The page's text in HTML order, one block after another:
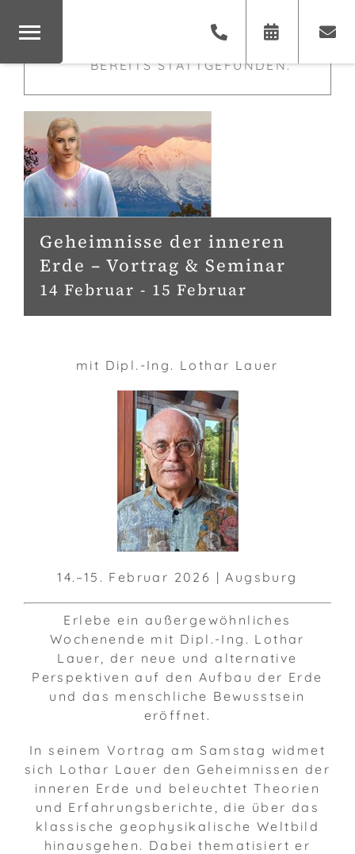
DIESE VERANSTALTUNG HAT
BEREITS STATTGEFUNDEN.
×
Geheimnisse der inneren
Erde – Vortrag & Seminar
14 Februar - 15 Februar
mit Dipl.-Ing. Lothar Lauer
14.–15. Februar 2026 | Augsburg
Erlebe ein außergewöhnliches
Wochenende mit Dipl.-Ing. Lothar
Lauer, der neue und alternative
Perspektiven auf den Aufbau der Erde
und das menschliche Bewusstsein
eröffnet.
In seinem Vortrag am Samstag widmet
sich Lothar Lauer den Geheimnissen der
inneren Erde und beleuchtet Theorien
und Erfahrungsberichte, die über das
klassische geophysikalische Weltbild
hinausgehen. Dabei thematisiert er